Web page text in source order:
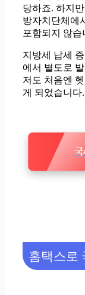
당하죠. 하지
방자치단체에
포함되지 않습
지방세 납세
에서 별도로
저도 처음엔
게 되었습니다.
국
홈택스로